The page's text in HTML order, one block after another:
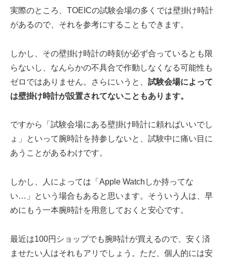
実際のところ、TOEICの試験会場の多くでは壁掛け時計
があるので、それを参考にすることもできます。
しかし、その壁掛け時計の時刻が必ず合っているとも限
らないし、なんらかの不具合で作動しなくなる可能性も
ゼロではありません。さらにいうと、 試験会場によって
は壁掛け時計が設置されてないこともあります。
ですから「試験会場にある壁掛け時計に頼ればいいでし
ょ」といって腕時計を持参しないと、試験中に痛い目に
あうことがあるわけです。
しかし、人によっては「Apple Watchしか持ってな
い…」という場合もあると思います。そういう人は、早
めにもう一本腕時計を用意しておくと安心です。
最近は100円ショップでも腕時計が買えるので、安く済
ませたい人はそれもアリでしょう。ただ、個人的には安